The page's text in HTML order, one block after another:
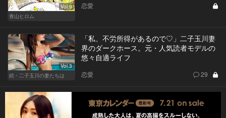
Vol.9
青山ヒロム
恋愛
Vol.3
続・二子玉川の妻たちは
「私、不労所得があるので♡」二子玉川妻
界のダークホース。元・人気読者モデルの
悠々自適ライフ
恋愛 29